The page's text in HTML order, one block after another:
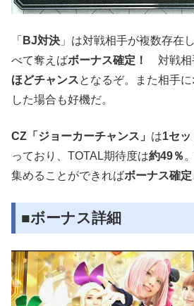
「 BJ対決 」は対戦相手が複数存在
べて奪えばボーナス確定！ 対戦相
ほどチャンスとなるぞ。また相手に
した場合も好機だ。
CZ「ジョーカーチャンス」 は1セ
っており、TOTAL期待度は約49％
集めることができればボーナス確定
■ボーナス詳細